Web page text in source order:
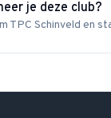
je deze club?
TPC Schinveld en